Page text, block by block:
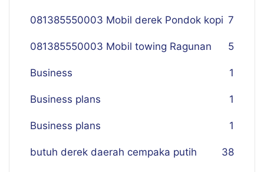
081385550003 Mobil derek Pondok kopi 7
081385550003 Mobil towing Ragunan 5
Business 1
Business plans 1
Business plans 1
butuh derek daerah cempaka putih 38